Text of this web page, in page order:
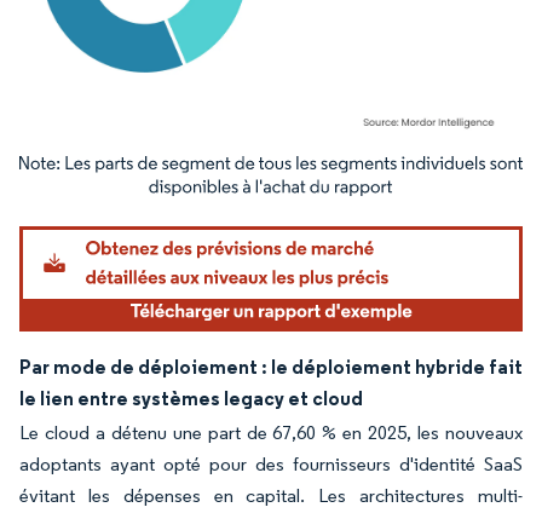
Image © Mordor Intelligence. La réutilisation nécessite une attribution sous CC BY
Par mode de déploiement : le déploiement hybride fait
le lien entre systèmes legacy et cloud
Le cloud a détenu une part de 67,60 % en 2025, les nouveaux
adoptants ayant opté pour des fournisseurs d'identité SaaS
évitant les dépenses en capital. Les architectures multi-